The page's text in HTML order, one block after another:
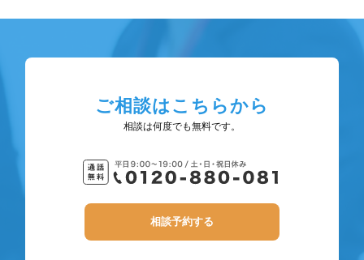
ご相談はこちらから
相談は何度でも無料です。
相談予約する